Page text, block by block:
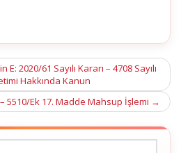
2020/61 Sayılı Kararı – 4708 Sayılı
Hakkında Kanun
5510/Ek 17. Madde Mahsup İşlemi →